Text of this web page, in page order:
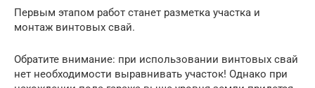
Первым этапом работ станет разметка участка и
монтаж винтовых свай.
Обратите внимание: при использовании винтовых свай
нет необходимости выравнивать участок! Однако при